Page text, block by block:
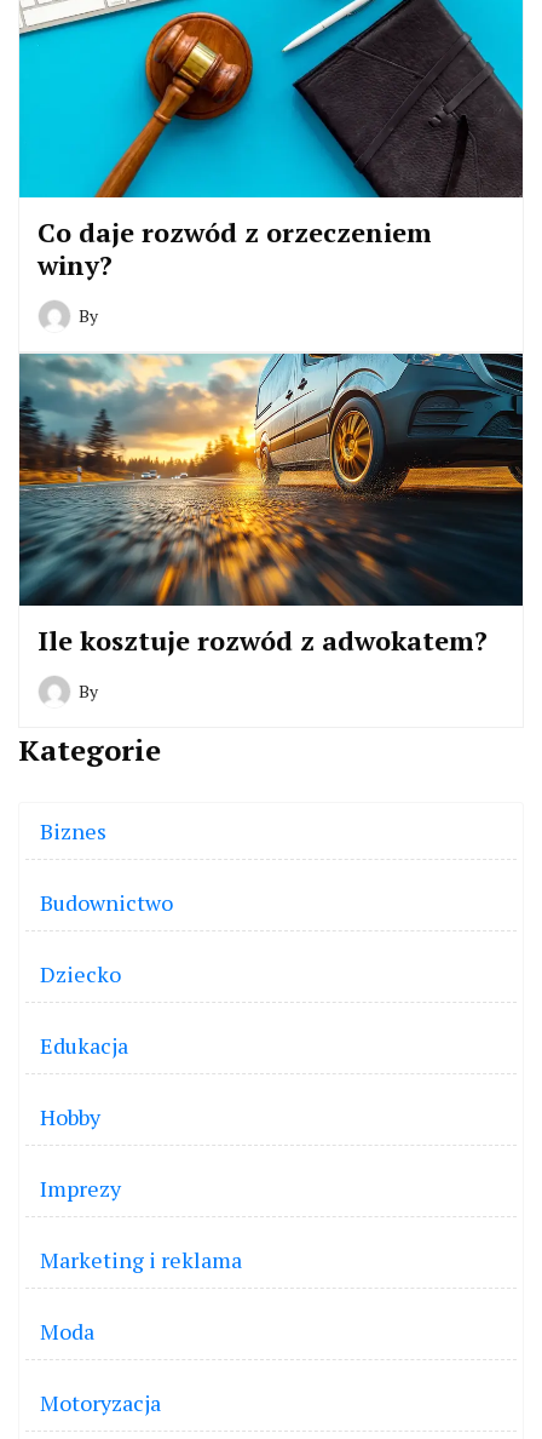
Co daje rozwód z orzeczeniem
winy?
By
Ile kosztuje rozwód z adwokatem?
By
Kategorie
Biznes
Budownictwo
Dziecko
Edukacja
Hobby
Imprezy
Marketing i reklama
Moda
Motoryzacja